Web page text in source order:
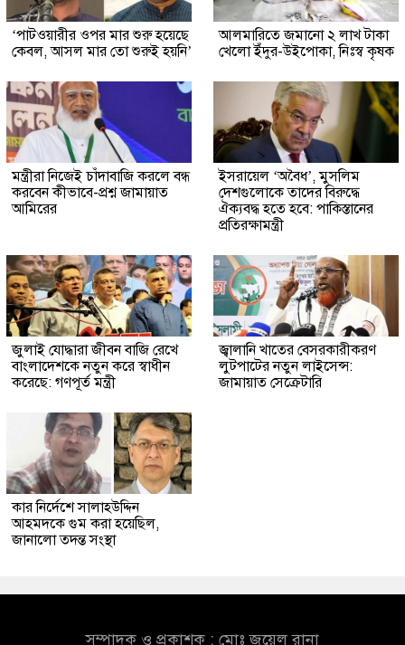
‘পাটওয়ারীর ওপর মার শুরু হয়েছে
কেবল, আসল মার তো শুরুই হয়নি’
আলমারিতে জমানো ২ লাখ টাকা
খেলো ইঁদুর-উইপোকা, নিঃস্ব কৃষক
মন্ত্রীরা নিজেই চাঁদাবাজি করলে বন্ধ
করবেন কীভাবে-প্রশ্ন জামায়াত
আমিরের
ইসরায়েল ‘অবৈধ’, মুসলিম
দেশগুলোকে তাদের বিরুদ্ধে
ঐক্যবদ্ধ হতে হবে: পাকিস্তানের
প্রতিরক্ষামন্ত্রী
জুলাই যোদ্ধারা জীবন বাজি রেখে
বাংলাদেশকে নতুন করে স্বাধীন
করেছে: গণপূর্ত মন্ত্রী
জ্বালানি খাতের বেসরকারীকরণ
লুটপাটের নতুন লাইসেন্স:
জামায়াত সেক্রেটারি
কার নির্দেশে সালাহউদ্দিন
আহমদকে গুম করা হয়েছিল,
জানালো তদন্ত সংস্থা
সম্পাদক ও প্রকাশক : মোঃ জুয়েল রানা